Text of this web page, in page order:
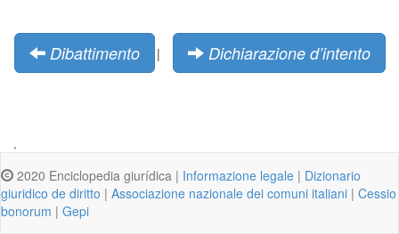
Dibattimento | Dichiarazione d’intento
.
2020 Enciclopedia giurídica | Informazione legale | Dizionario
giuridico de diritto | Associazione nazionale dei comuni italiani | Cessio
bonorum | Gepi